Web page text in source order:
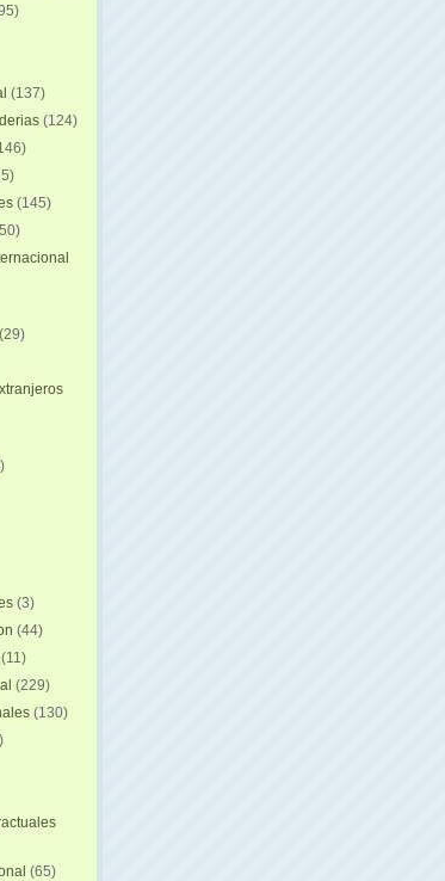
(137)
(124)
(145)
(29)
(3)
(44)
(11)
(229)
(130)
(65)